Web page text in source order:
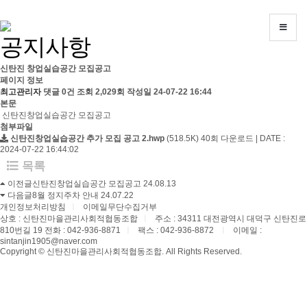
가
입
ㅣ
로
그
인
ㅣ
즐
겨
찾
기
고
객
센
터
공지사항
신탄진 창업실습공간 모집공고
페이지 정보
최고관리자 댓글 0건 조회 2,029회 작성일 24-07-22 16:44
본문
신탄진창업실습공간 모집공고
첨부파일
신탄진창업실습공간 추가 모집 공고 2.hwp (518.5K) 40회 다운로드 | DATE :
2024-07-22 16:44:02
목록
이전글신탄진창업실습공간 모집공고 24.08.13
다음글8월 정지주차 안내 24.07.22
개인정보처리방침
이메일무단수집거부
상호 : 신탄진마을관리사회적협동조합
주소 : 34311 대전광역시 대덕구 신탄진로
810번길 19 전화 : 042-936-8871 팩스 : 042-936-8872
이메일 :
sintanjin1905@naver.com
Copyright © 신탄진마을관리사회적협동조합. All Rights Reserved.